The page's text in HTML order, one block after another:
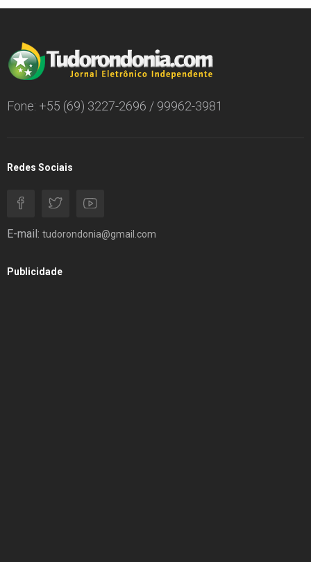
Fone: +55 (69) 3227-2696 / 99962-3981
Redes Sociais
E-mail: tudorondonia@gmail.com
Publicidade